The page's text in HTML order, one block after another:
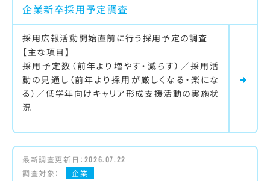
企業新卒採用予定調査
採用広報活動開始直前に行う採用予定の調査
【主な項目】
採用予定数（前年より増やす・減らす）／採用活
動の見通し（前年より採用が厳しくなる・楽にな
る）／低学年向けキャリア形成支援活動の実施状
況
最新調査更新日： 2026.07.22
調査対象：
企業